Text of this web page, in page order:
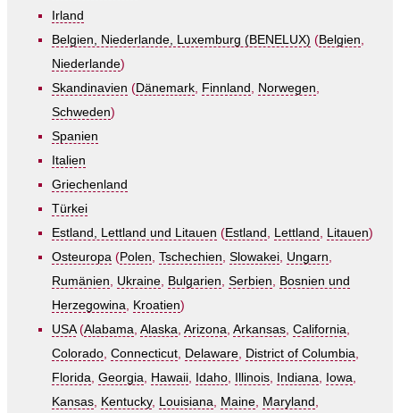
Irland
Belgien, Niederlande, Luxemburg (BENELUX) (Belgien,
Niederlande)
Skandinavien (Dänemark, Finnland , Norwegen,
Schweden)
Spanien
Italien
Griechenland
Türkei
Estland, Lettland und Litauen (Estland , Lettland , Litauen)
Osteuropa (Polen, Tschechien, Slowakei, Ungarn,
Rumänien, Ukraine, Bulgarien, Serbien, Bosnien und
Herzegowina, Kroatien)
USA(Alabama, Alaska, Arizona, Arkansas, California,
Colorado, Connecticut, Delaware, District of Columbia,
Florida, Georgia, Hawaii, Idaho, Illinois, Indiana, Iowa,
Kansas, Kentucky, Louisiana, Maine, Maryland ,